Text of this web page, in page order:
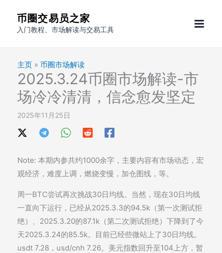
币圈交易员之家
入门教程、市场解读与交易工具
主页 » 币圈市场解读
2025.3.24币圈市场解读-市
场冷冷清清，信念愈发坚定
2025年11月25日
Note: 本期内参共约1000余字，主要内容有市场动态，宏
观经济，难度上调，燃烧变慢，加仓图线，等。
周一BTC尝试再次挑战30日均线。当然，现在30日均线
一直向下运行，已经从2025.3.3的94.5k（第一次测试拒
绝）、2025.3.20的87.1k（第二次测试拒绝）下降到了今
天2025.3.24的85.5k。目前已经些微站上了30日均线。
usdt 7.28，usd/cnh 7.26。美元指数回升至104上方，暂